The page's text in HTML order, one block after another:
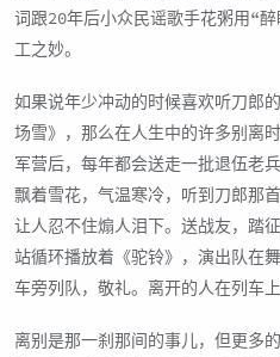
词跟20年后小众民谣歌手花粥用“
工之妙。
如果说年少冲动的时候喜欢听刀郎
场雪》，那么在人生中的许多别离
军营后，每年都会送走一批退伍老
飘着雪花，气温寒冷，听到刀郎那
让人忍不住煽人泪下。送战友，踏
站循环播放着《驼铃》，演出队在
车旁列队，敬礼。离开的人在列车上
离别是那一刹那间的事儿，但更多